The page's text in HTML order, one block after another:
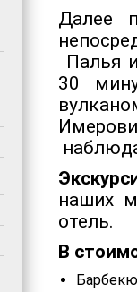
Далее
Палья
30
наших
отель.
В